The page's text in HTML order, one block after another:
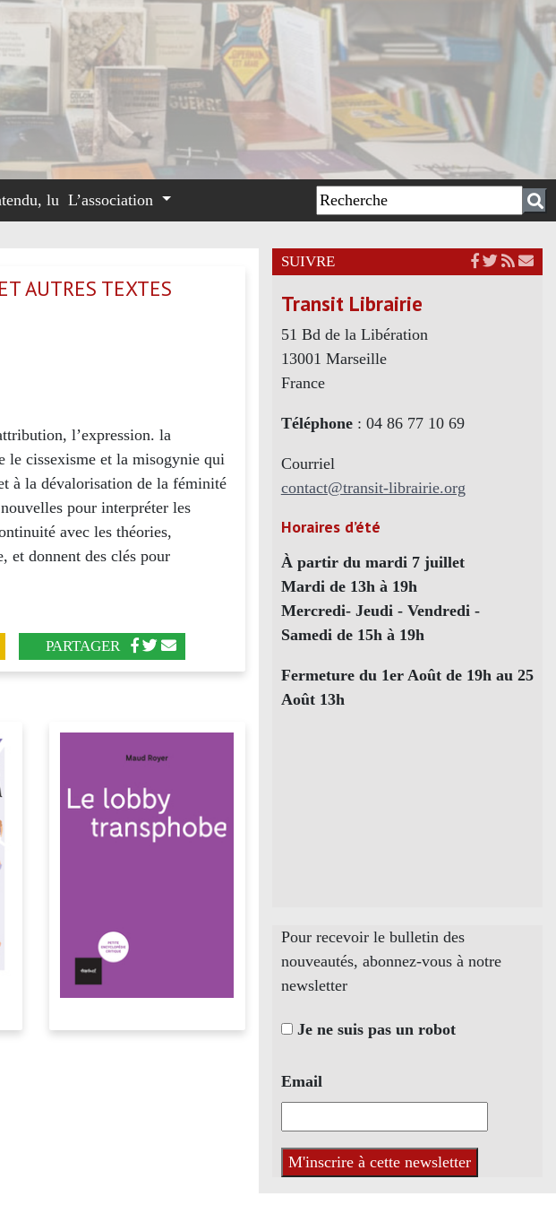
lu L’association
AUTRES TEXTES
l’expression. la
le cissexisme et la misogynie qui
à la dévalorisation de la féminité
pour interpréter les
avec les théories,
et donnent des clés pour
PARTAGER
SUIVRE
Transit Librairie
51 Bd de la Libération
13001 Marseille
France
Téléphone: 04 86 77 10 69
Courriel
contact@transit-librairie.org
Horaires d’été
À partir du mardi 7 juillet
Mardi de 13h à 19h
Mercredi- Jeudi - Vendredi -
Samedi de 15h à 19h
Fermeture du 1er Août de 19h au 25
Août 13h
Pour recevoir le bulletin des
nouveautés, abonnez-vous à notre
newsletter
Je ne suis pas un robot
Email